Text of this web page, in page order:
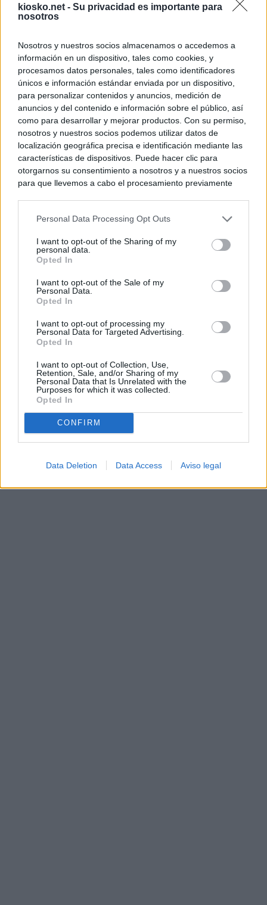
kiosko.net - Su privacidad es importante para
nosotros
Nosotros y nuestros socios almacenamos o accedemos a
información en un dispositivo, tales como cookies, y
procesamos datos personales, tales como identificadores
únicos e información estándar enviada por un dispositivo,
para personalizar contenidos y anuncios, medición de
anuncios y del contenido e información sobre el público, así
como para desarrollar y mejorar productos. Con su permiso,
nosotros y nuestros socios podemos utilizar datos de
localización geográfica precisa e identificación mediante las
características de dispositivos. Puede hacer clic para
otorgarnos su consentimiento a nosotros y a nuestros socios
para que llevemos a cabo el procesamiento previamente
negar su consentimiento. Tenga en cuenta que algún
de su consentimiento, pero usted tiene el derecho de
rechazar tal procesamiento. Sus preferencias se aplicarán
cualquier momento entrando de nuevo en este sitio web o
visitando nuestra política de privacidad.
Personal Data Processing Opt Outs
I want to opt-out of the Sharing of my
personal data.
Opted In
I want to opt-out of the Sale of my
Personal Data.
Opted In
I want to opt-out of processing my
Personal Data for Targeted Advertising.
Opted In
I want to opt-out of Collection, Use,
Retention, Sale, and/or Sharing of my
Personal Data that Is Unrelated with the
Purposes for which it was collected.
Opted In
CONFIRM
Data Deletion Data Access Aviso legal